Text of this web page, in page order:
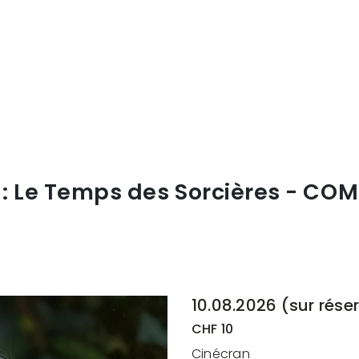
Le Temps des Sorcières -
10.08.2026 (sur
CHF 10
Cinécran